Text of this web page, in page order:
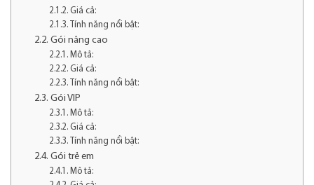
Giá cả:
Tính năng nổi bật:
Gói nâng cao
Mô tả:
Giá cả:
Tính năng nổi bật:
Gói VIP
Mô tả:
Giá cả:
Tính năng nổi bật:
Gói trẻ em
Mô tả: